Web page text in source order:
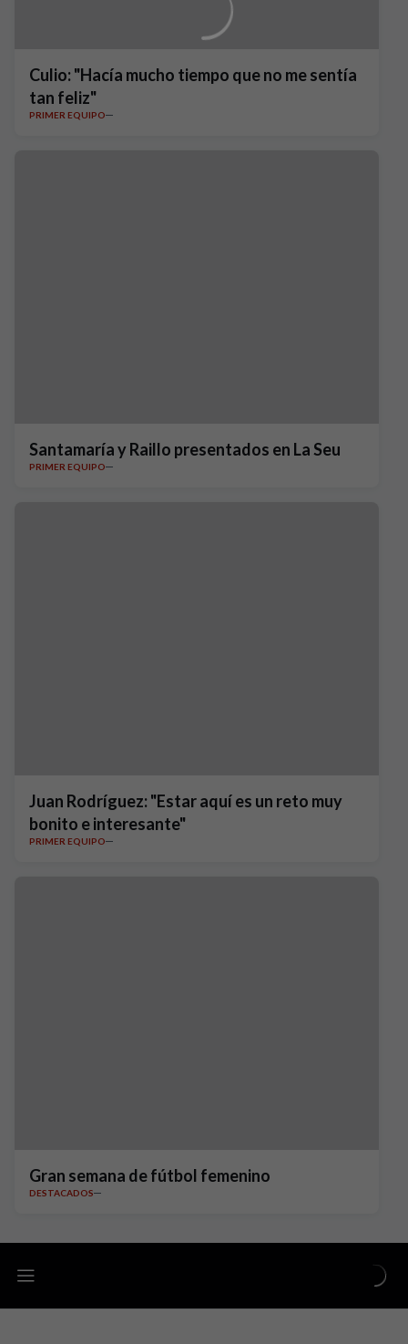
Culio: "Hacía mucho tiempo que no me sentía
tan feliz"
PRIMER EQUIPO
Santamaría y Raillo presentados en La Seu
PRIMER EQUIPO
Juan Rodríguez: "Estar aquí es un reto muy
bonito e interesante"
PRIMER EQUIPO
Gran semana de fútbol femenino
DESTACADOS